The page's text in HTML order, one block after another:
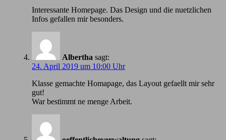
Іnteressante Homepage. Das Design und die nuetzlichen
Infos gefallen mir besonders.
Albertha sagt:
24. April 2019 um 10:00 Uhr
Klasse gemachte Homapage, das Layout gefaellt mir sehr
gut!
War bestimmt ne menge Arbeit.